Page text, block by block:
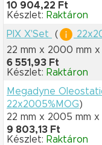
10 904,22 Ft
Készlet: Raktáron
PIX X'Set
(
22 mm x 2000 mm x
6 551,93 Ft
Készlet: Raktáron
Megadyne
22x2005%MOG)
22 mm x 2005 mm x
9 803,13 Ft
Készlet: Raktáron